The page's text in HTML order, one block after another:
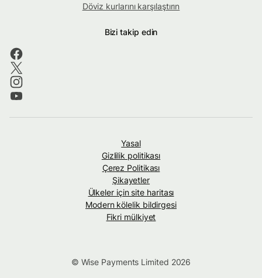
Döviz kurlarını karşılaştırın
Bizi takip edin
Yasal
Gizlilik politikası
Çerez Politikası
Şikayetler
Ülkeler için site haritası
Modern kölelik bildirgesi
Fikri mülkiyet
© Wise Payments Limited 2026